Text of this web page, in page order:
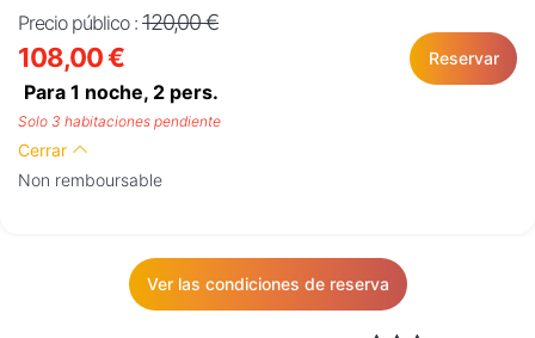
Precio público : 120,00 €
108,00 €
Para 1 noche, 2 pers.
Reservar
Solo 3 habitaciones pendiente
Cerrar
Non remboursable
Ver las condiciones de reserva